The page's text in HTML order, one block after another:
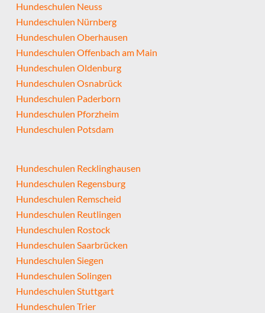
Hundeschulen Neuss
Hundeschulen Nürnberg
Hundeschulen Oberhausen
Hundeschulen Offenbach am Main
Hundeschulen Oldenburg
Hundeschulen Osnabrück
Hundeschulen Paderborn
Hundeschulen Pforzheim
Hundeschulen Potsdam
Hundeschulen Recklinghausen
Hundeschulen Regensburg
Hundeschulen Remscheid
Hundeschulen Reutlingen
Hundeschulen Rostock
Hundeschulen Saarbrücken
Hundeschulen Siegen
Hundeschulen Solingen
Hundeschulen Stuttgart
Hundeschulen Trier